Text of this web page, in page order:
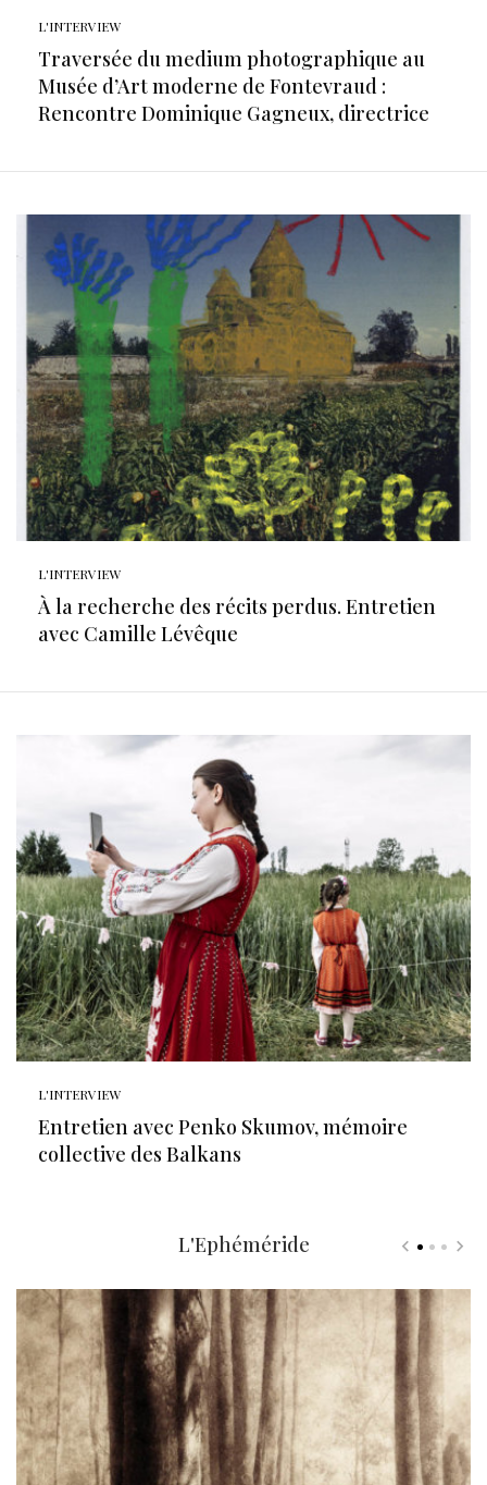
L'INTERVIEW
Traversée du medium photographique au
Musée d’Art moderne de Fontevraud :
Rencontre Dominique Gagneux, directrice
L'INTERVIEW
À la recherche des récits perdus. Entretien
avec Camille Lévêque
L'INTERVIEW
Entretien avec Penko Skumov, mémoire
collective des Balkans
L'Ephéméride